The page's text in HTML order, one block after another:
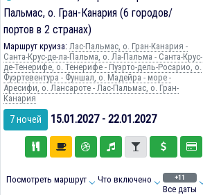
Пальмас, о. Гран-Канария (6 городов/
портов в 2 странах)
Маршрут круиза: Лас-Пальмас, о. Гран-Канария -
Санта-Крус-де-ла-Пальма, о. Ла-Пальма - Санта-Крус-
де-Тенерифе, о. Тенерифе - Пуэрто-дель-Росарио, о.
Фуэртевентура - Фуншал, о. Мадейра - море -
Аресифи, о. Лансароте - Лас-Пальмас, о. Гран-
Канария
7 ночей 15.01.2027 - 22.01.2027
Посмотреть маршрут Что включено +11
Все даты